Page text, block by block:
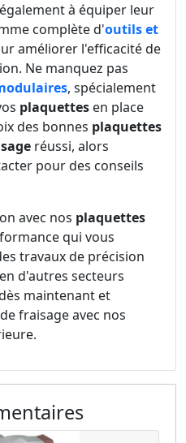
à équiper leur
complète d'outils et
améliorer l'efficacité de
Ne manquez pas
, spécialement
plaquettes en place
des bonnes plaquettes
réussi, alors
pour des conseils
avec nos plaquettes
qui vous
travaux de précision
d'autres secteurs
maintenant et
fraisage avec nos